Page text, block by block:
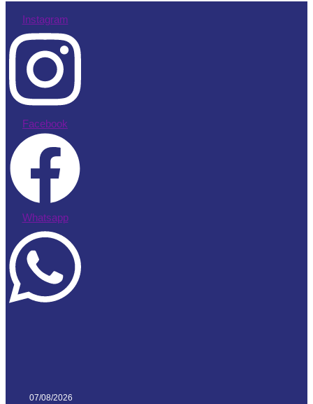
Instagram
Facebook
Whatsapp
07/08/2026